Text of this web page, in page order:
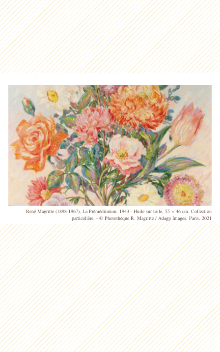
René Magritte (1898-1967), La Préméditation, 1943 - Huile sur toile, 55 × 46 cm. Collection
particulière. - © Photothèque R. Magritte / Adagp Images, Paris, 2021